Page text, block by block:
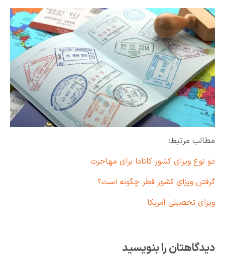
مطالب مرتبط:
دو نوع ویزای کشور کانادا برای مهاجرت
گرفتن ویزای کشور قطر چگونه است؟
ویزای تحصیلی آمریکا
دیدگاهتان را بنویسید